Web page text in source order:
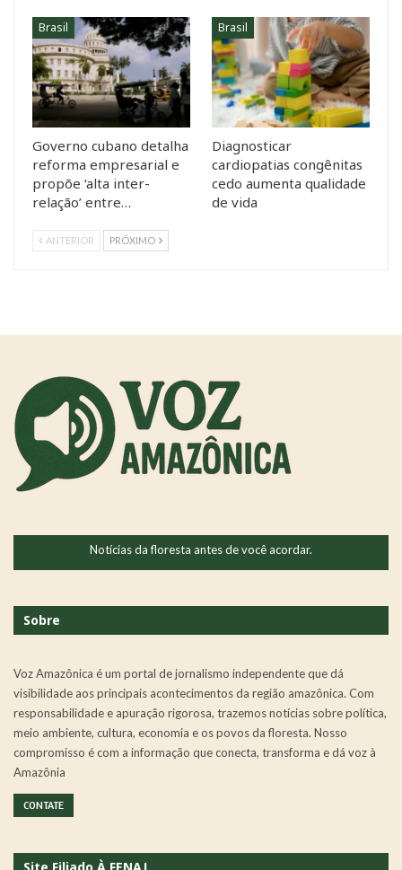
Brasil
Governo cubano detalha
reforma empresarial e
propõe ‘alta inter-
relação’ entre…
Brasil
Diagnosticar
cardiopatias congênitas
cedo aumenta qualidade
de vida
ANTERIOR PRÓXIMO
Notícias da floresta antes de você acordar.
Sobre
Voz Amazônica é um portal de jornalismo independente que dá
visibilidade aos principais acontecimentos da região amazônica. Com
responsabilidade e apuração rigorosa, trazemos notícias sobre política,
meio ambiente, cultura, economia e os povos da floresta. Nosso
compromisso é com a informação que conecta, transforma e dá voz à
Amazônia
CONTATE